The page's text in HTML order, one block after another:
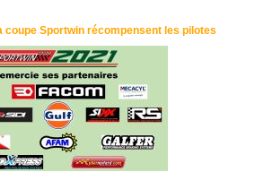
coupe Sportwin récompensent les pilotes